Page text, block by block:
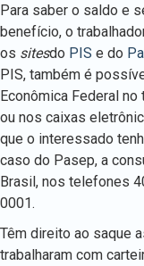
Para saber o saldo e
benefício, o
os sitesdo PIS e do
PIS, também é
Econômica Federal
ou nos caixas
que o interessado
caso do Pasep, a
Brasil, nos telefones
0001.
Têm direito ao saque
trabalharam com